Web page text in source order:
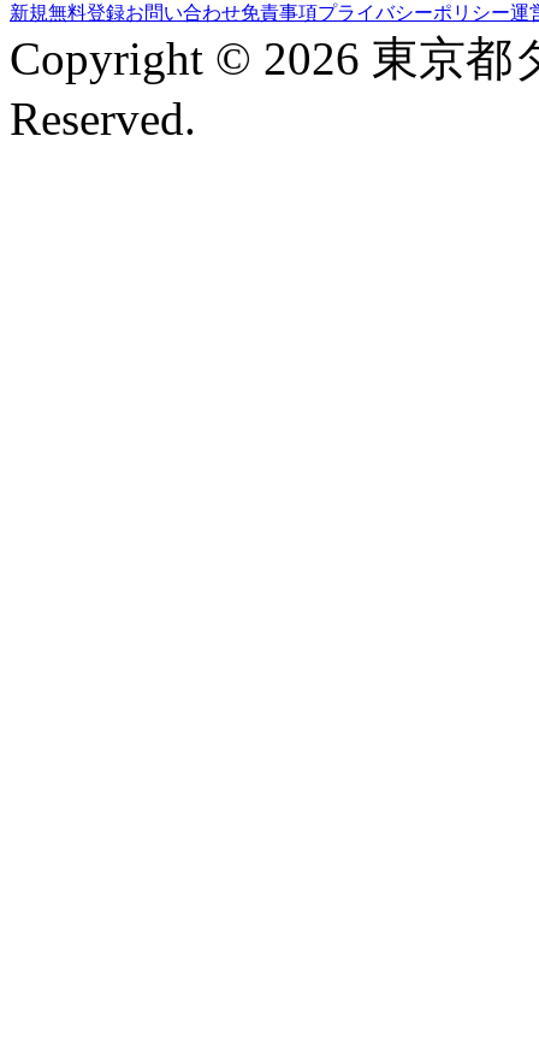
新規無料登録お問い合わせ免責事項プライバシーポリシー運
Copyright © 2026 東京
Reserved.